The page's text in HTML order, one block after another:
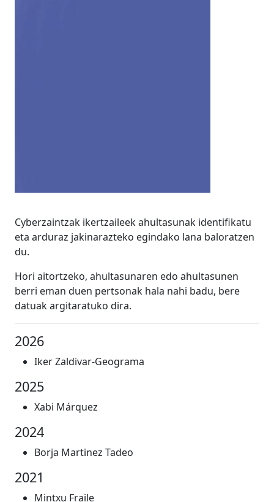
Cyberzaintzak ikertzaileek ahultasunak identifikatu
eta arduraz jakinarazteko egindako lana baloratzen
du.
Hori aitortzeko, ahultasunaren edo ahultasunen
berri eman duen pertsonak hala nahi badu, bere
datuak argitaratuko dira.
2026
Iker Zaldivar-Geograma
2025
Xabi Márquez
2024
Borja Martinez Tadeo
2021
Mintxu Fraile